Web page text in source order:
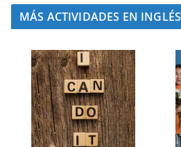
MÁS ACTIVIDADES EN INGLÉS